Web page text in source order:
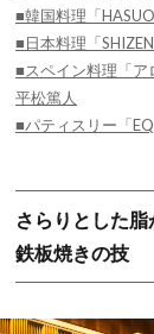
■韓国料理「
■日本料理「
■スペイン料理「ア
平松篤人
■パティスリー「
さらりとした
鉄板焼きの技